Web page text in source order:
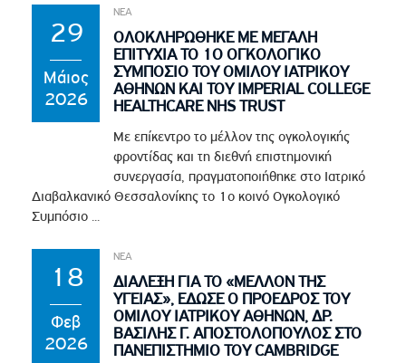
29
Μάιος
2026
ΝΕΑ
ΟΛΟΚΛΗΡΩΘΗΚΕ ΜΕ ΜΕΓΑΛΗ
ΕΠΙΤΥΧΙΑ ΤΟ 1Ο ΟΓΚΟΛΟΓΙΚΟ
ΣΥΜΠΟΣΙΟ ΤΟΥ ΟΜΙΛΟΥ ΙΑΤΡΙΚΟΥ
ΑΘΗΝΩΝ ΚΑΙ ΤΟΥ IMPERIAL COLLEGE
HEALTHCARE NHS TRUST
Με επίκεντρο το μέλλον της ογκολογικής
φροντίδας και τη διεθνή επιστημονική
συνεργασία, πραγματοποιήθηκε στο Ιατρικό
Διαβαλκανικό Θεσσαλονίκης το 1ο κοινό Ογκολογικό
Συμπόσιο ...
18
Φεβ
2026
ΝΕΑ
ΔΙΑΛΕΞΗ ΓΙΑ ΤΟ «ΜΕΛΛΟΝ ΤΗΣ
ΥΓΕΙΑΣ», ΕΔΩΣΕ Ο ΠΡΟΕΔΡΟΣ ΤΟΥ
ΟΜΙΛΟΥ ΙΑΤΡΙΚΟΥ ΑΘΗΝΩΝ, ΔΡ.
ΒΑΣΙΛΗΣ Γ. ΑΠΟΣΤΟΛΟΠΟΥΛΟΣ ΣΤΟ
ΠΑΝΕΠΙΣΤΗΜΙΟ ΤΟΥ CAMBRIDGE